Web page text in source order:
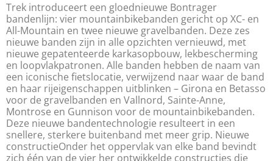
Trek introduceert een gloednieuwe Bontrager
bandenlijn: vier mountainbikebanden gericht op XC- en
All-Mountain en twee nieuwe gravelbanden. Deze zes
nieuwe banden zijn in alle opzichten vernieuwd, met
nieuwe gepatenteerde karkasopbouw, lekbescherming
en loopvlakpatronen. Alle banden hebben de naam van
een iconische fietslocatie, verwijzend naar waar de band
en haar rijeigenschappen uitblinken – Girona en Betasso
voor de gravelbanden en Vallnord, Sainte-Anne,
Montrose en Gunnison voor de mountainbikebanden.
Deze nieuwe bandentechnologie resulteert in een
snellere, sterkere buitenband met meer grip. Nieuwe
constructieOnder het oppervlak van elke band bevindt
zich één van de vier her ontwikkelde constructies die